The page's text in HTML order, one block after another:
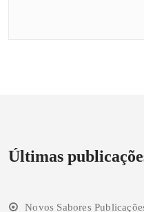
Últimas
Novos Sabores